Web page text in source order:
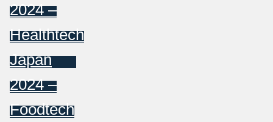
2024 –
Healthtech
Japan
2024 –
Foodtech